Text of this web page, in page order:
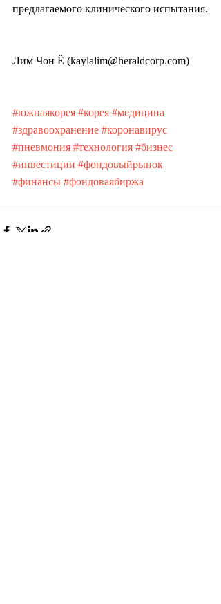
предлагаемого клинического испытания.
Лим Чон Ё (kaylalim@heraldcorp.com)
#южнаякорея #корея #медицина
#здравоохранение #коронавирус
#пневмония #технология #бизнес
#инвестиции #фондовыйрынок
#финансы #фондоваябиржа